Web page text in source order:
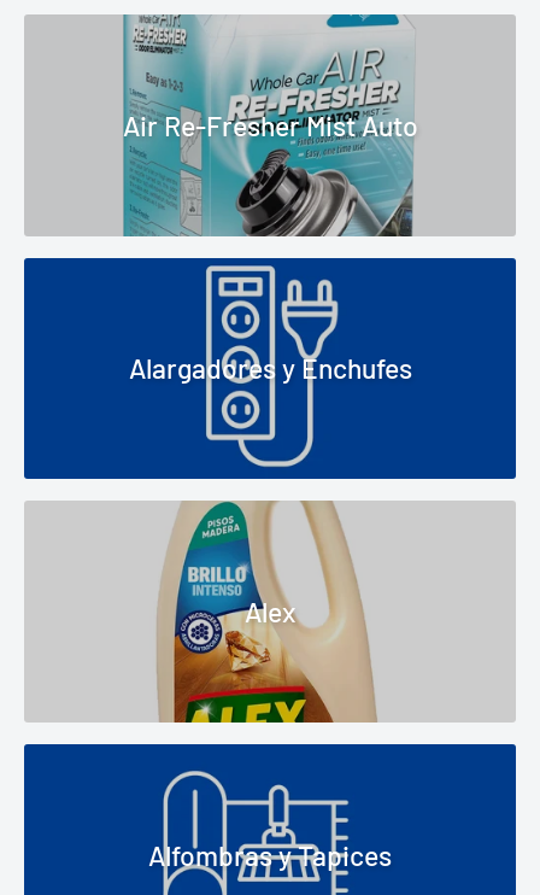
Air Re-Fresher Mist Auto
Alargadores y Enchufes
Alex
Alfombras y Tapices